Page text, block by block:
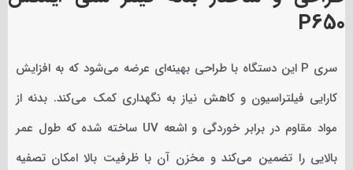
P650
سری P این دستگاه با طراحی بهینه‌ای عرضه می‌شود که به افزایش
کارایی فیلتراسیون و کاهش نیاز به نگهداری کمک می‌کند. بدنه از
مواد مقاوم در برابر خوردگی و اشعه UV ساخته شده که طول عمر
بالایی را تضمین می‌کند و مخزن آن با ظرفیت بالا امکان تصفیه